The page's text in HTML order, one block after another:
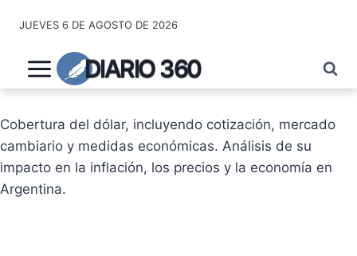
contenido
JUEVES 6 DE AGOSTO DE 2026
DIARIO 360
Cobertura del dólar, incluyendo cotización, mercado
cambiario y medidas económicas. Análisis de su
impacto en la inflación, los precios y la economía en
Argentina.